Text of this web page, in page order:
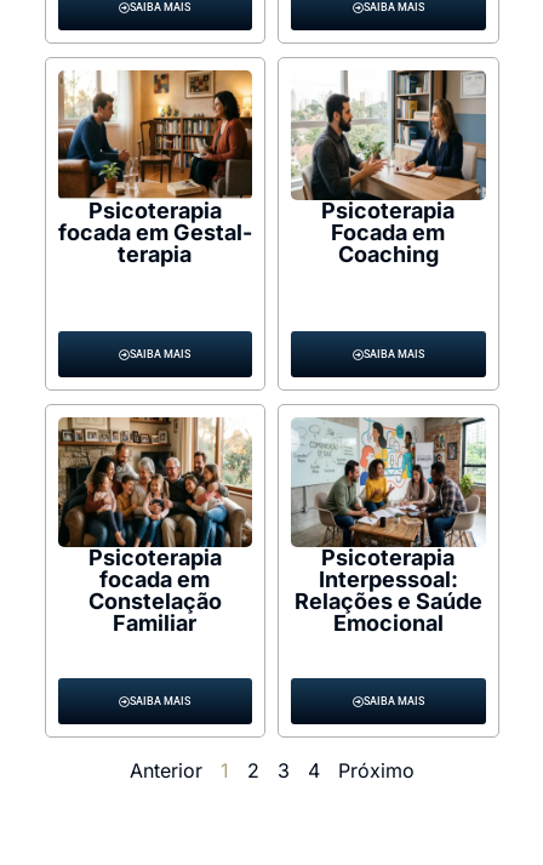
SAIBA MAIS SAIBA MAIS
Psicoterapia
focada em Gestal-
terapia
SAIBA MAIS
Psicoterapia
Focada em
Coaching
SAIBA MAIS
Psicoterapia
focada em
Constelação
Familiar
SAIBA MAIS
Psicoterapia
Interpessoal:
Relações e Saúde
Emocional
SAIBA MAIS
Anterior 1 2 3 4 Próximo